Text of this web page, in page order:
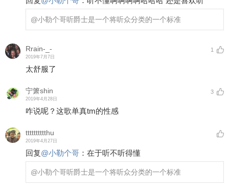
@小勒个哥听爵士是一个将听众分类的一个标准
Rrain-_-
2019年7月7日
1
太舒服了
宁箫shin
2019年4月28日
3
咋说呢？这歌单真tm的性感
tttttttttthu
2019年4月27日
回复@小勒个哥 ： 在于听不听得懂
@小勒个哥听爵士是一个将听众分类的一个标准